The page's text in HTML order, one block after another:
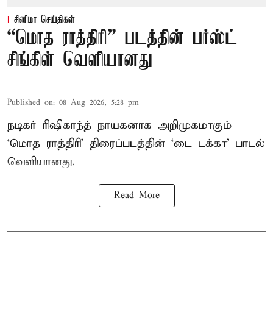
சினிமா செய்திகள்
“மொத ராத்திரி” படத்தின் பர்ஸ்ட்
சிங்கிள் வெளியானது
Published on: 08 Aug 2026, 5:28 pm
நடிகர் ரிஷிகாந்த் நாயகனாக அறிமுகமாகும்
‘மொத ராத்திரி’ திரைப்படத்தின் ‘டை டக்கா’ பாடல்
வெளியானது.
Read More